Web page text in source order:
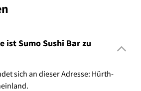
ist Sumo Sushi Bar zu
sich an dieser Adresse: Hürth-